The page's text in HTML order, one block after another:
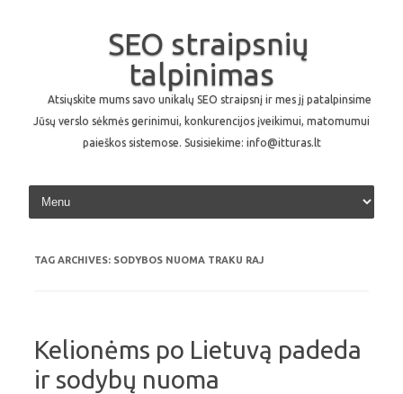
SEO straipsnių
talpinimas
Atsiųskite mums savo unikalų SEO straipsnį ir mes jį patalpinsime
Jūsų verslo sėkmės gerinimui, konkurencijos įveikimui, matomumui
paieškos sistemose. Susisiekime: info@itturas.lt
Skip to content
TAG ARCHIVES: SODYBOS NUOMA TRAKU RAJ
Kelionėms po Lietuvą padeda
ir sodybų nuoma